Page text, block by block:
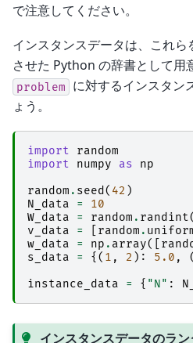
で注意してください。
インスタンスデータは、これ
させた Python の辞書として用
problem
に対するインスタン
ょう。
import
random
import
numpy as
np
random . seed ( 42 )
N_data
=
10
W_data
= random . randint(
v_data
= random .
w_data
= np . array([
s_data
= {( 1 , 2 ): 5.0 , (
instance_data
= { "N" :
インスタンスデータのラ